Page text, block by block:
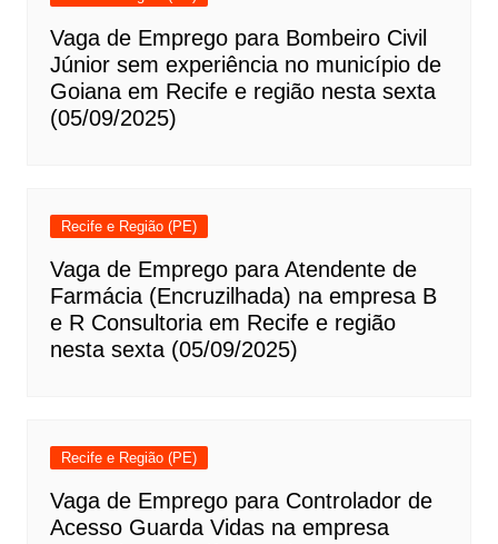
Vaga de Emprego para Bombeiro Civil
Júnior sem experiência no município de
Goiana em Recife e região nesta sexta
(05/09/2025)
Recife e Região (PE)
Vaga de Emprego para Atendente de
Farmácia (Encruzilhada) na empresa B
e R Consultoria em Recife e região
nesta sexta (05/09/2025)
Recife e Região (PE)
Vaga de Emprego para Controlador de
Acesso Guarda Vidas na empresa